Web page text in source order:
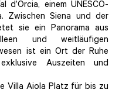
d’Orcia, einem UNESCO-
Zwischen Siena und der
sie ein Panorama aus
und weitläufigen
ist ein Ort der Ruhe
Auszeiten und
Villa Aiola Platz für bis zu